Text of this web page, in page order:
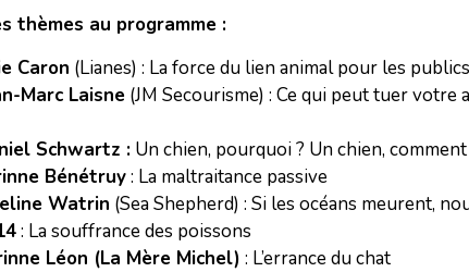
thèmes au programme :
Caron (Lianes) : La force du lien animal pour les
Marc Laisne (JM Secourisme) : Ce qui peut tuer votre
Schwartz :Un chien, pourquoi ? Un chien, comment
Bénétruy: La maltraitance passive
Watrin (Sea Shepherd) : Si les océans meurent,
: La souffrance des poissons
Léon (La Mère Michel) : L’errance du chat